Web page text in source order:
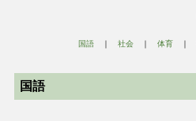
国語 ｜ 社会 ｜ 体育 ｜
国語